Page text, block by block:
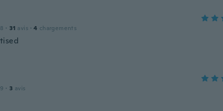
· 31 avis · 4 chargements
· 3 avis